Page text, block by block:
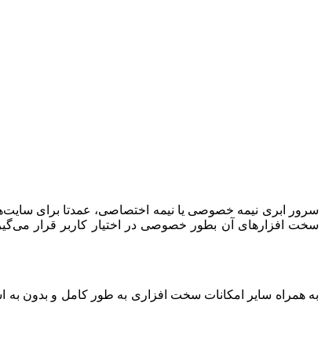
سرور ابری نیمه خصوصی یا نیمه اختصاصی، عمدتا برای
سخت افزارهای آن بطور خصوصی در اختیار کاربر قرار